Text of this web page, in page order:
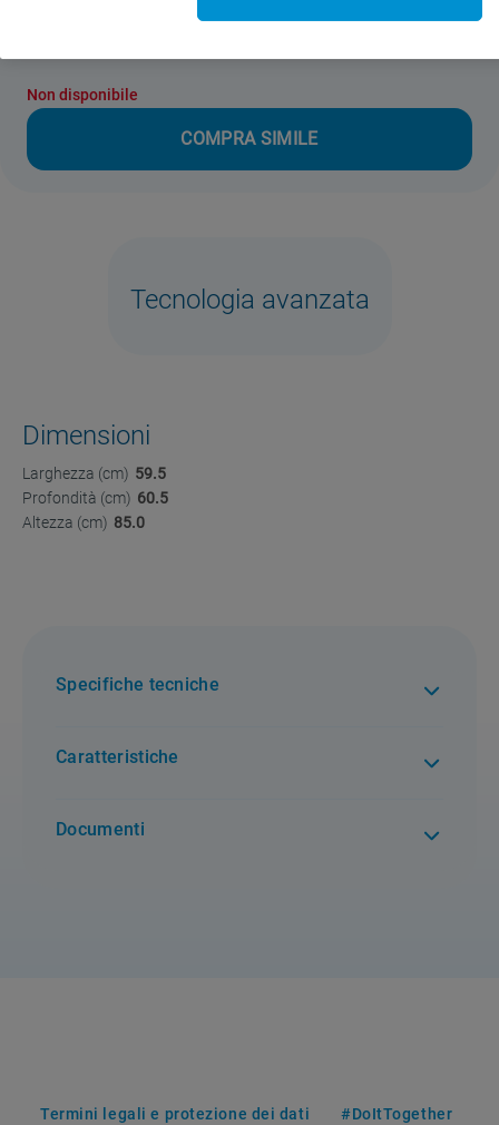
Non disponibile
COMPRA SIMILE
Tecnologia avanzata
Dimensioni
Larghezza (cm) 59.5
Profondità (cm) 60.5
Altezza (cm) 85.0
Specifiche tecniche
Caratteristiche
Documenti
Termini legali e protezione dei dati #DoItTogether